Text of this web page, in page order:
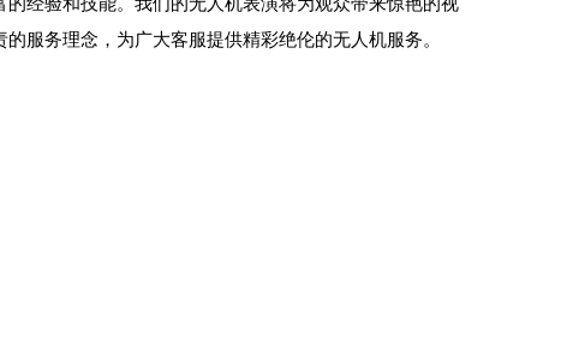
服务理念，为广大客服提供精彩绝伦的无人机服务。